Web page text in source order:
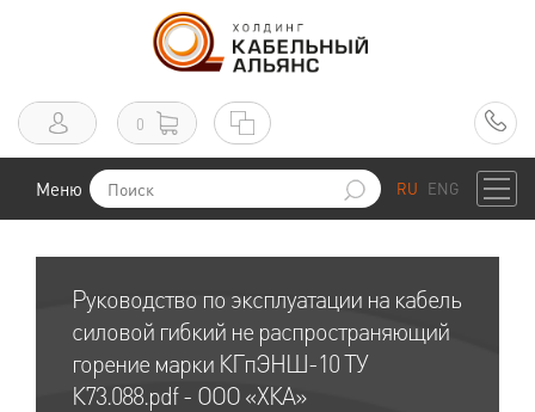
0
Меню RU ENG
Руководство по эксплуатации на кабель
силовой гибкий не распространяющий
горение марки КГпЭНШ-10 ТУ
К73.088.pdf - ООО «ХКА»